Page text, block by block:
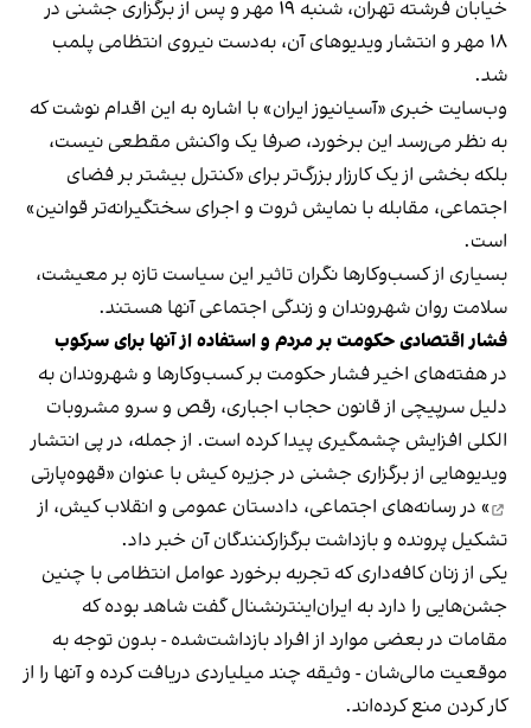
خیابان فرشته تهران، شنبه ۱۹ مهر و پس از برگزاری جشنی در
۱۸ مهر و انتشار ویدیوهای آن، به‌دست نیروی انتظامی پلمب
شد.
وب‌سایت خبری «آسیانیوز ایران» با اشاره به این اقدام نوشت که
به نظر می‌رسد این برخورد، صرفا یک واکنش مقطعی نیست،
بلکه بخشی از یک کارزار بزرگ‌تر برای «کنترل بیشتر بر فضای
اجتماعی، مقابله با نمایش ثروت و اجرای سختگیرانه‌تر قوانین»
است.
بسیاری از کسب‌وکارها نگران تاثیر این سیاست‌ تازه بر معیشت،
سلامت روان شهروندان و زندگی اجتماعی آنها هستند.
فشار اقتصادی حکومت بر مردم و استفاده از آنها برای سرکوب
در هفته‌های اخیر فشار حکومت بر کسب‌وکارها و شهروندان به
دلیل سرپیچی از قانون حجاب اجباری، رقص و سرو مشروبات
الکلی افزایش چشمگیری پیدا کرده است. از جمله، در پی انتشار
ویدیوهایی از برگزاری جشنی در جزیره کیش با عنوان «قهوه‌پارتی
» در رسانه‌های اجتماعی، دادستان عمومی و انقلاب کیش، از
تشکیل پرونده و بازداشت برگزارکنندگان آن خبر داد.
یکی از زنان کافه‌داری که تجربه برخورد عوامل انتظامی با چنین
جشن‌هایی را دارد به ایران‌اینترنشنال گفت شاهد بوده که
مقامات در بعضی موارد از افراد بازداشت‌‌شده - بدون توجه به
موقعیت مالی‌شان - وثیقه چند میلیاردی دریافت کرده و آنها را از
کار کردن منع کرده‌اند.